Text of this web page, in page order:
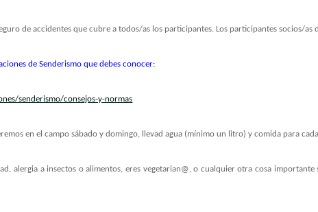
de accidentes que cubre a todos/as los participantes. Los participantes socios/
de Senderismo que debes conocer:
senderismo/consejos-y-normas
en el campo sábado y domingo, llevad agua (mínimo un litro) y comida para
alergia a insectos o alimentos, eres vegetarian@, o cualquier otra cosa